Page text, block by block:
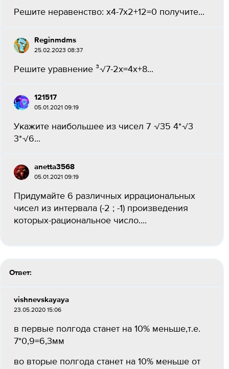
Решите неравенство: x4-7x2+12=0 получите...
Reginmdms
25.02.2023 08:37
Решите уравнение ³√7-2х=4х+8...
121517
05.01.2021 09:19
Укажите наибольшее из чисел 7 √35 4*√3
3*√6...
anetta3568
05.01.2021 09:19
Придумайте 6 различных иррациональных
чисел из интервала (-2 ; -1) произведения
которых-рациональное число....
Ответ:
vishnevskayaya
23.05.2020 15:06
в первые полгода станет на 10% меньше,т.е.
7*0,9=6,3мм
во вторые полгода станет на 10% меньше от